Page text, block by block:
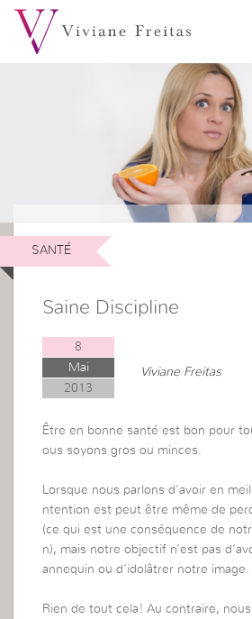
SANTÉ
Saine Discipline
8
Mai
2013
Viviane Freitas
Être en bonne santé est bon pour
ous soyons gros ou minces.
Lorsque nous parlons d’avoir en
ntention est peut être même de
(ce qui est une conséquence de
n), mais notre objectif n’est pas
annequin ou d’idolâtrer notre image.
Rien de tout cela! Au contraire,